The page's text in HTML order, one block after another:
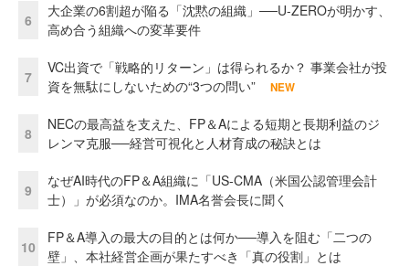
6
大企業の6割超が陥る「沈黙の組織」──U-ZEROが明かす、
高め合う組織への変革要件
7
VC出資で「戦略的リターン」は得られるか？ 事業会社が投
資を無駄にしないための“3つの問い”
NEW
8
NECの最高益を支えた、FP＆Aによる短期と長期利益のジ
レンマ克服──経営可視化と人材育成の秘訣とは
9
なぜAI時代のFP＆A組織に「US-CMA（米国公認管理会計
士）」が必須なのか。IMA名誉会長に聞く
10
FP＆A導入の最大の目的とは何か──導入を阻む「二つの
壁」、本社経営企画が果たすべき「真の役割」とは